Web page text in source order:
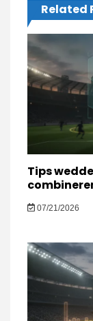
Related
Tips
07/21/2026